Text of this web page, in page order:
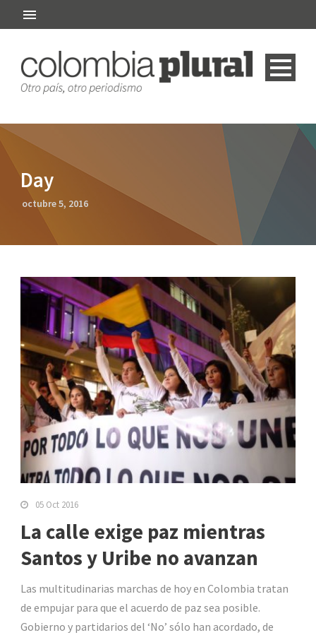
Day
octubre 5, 2016
05 Oct 2016
La calle exige paz mientras
Santos y Uribe no avanzan
Las multitudinarias marchas de hoy en Colombia tratan
de empujar para que el acuerdo de paz sea posible.
Gobierno y partidarios del ‘No’ sólo han acordado, de